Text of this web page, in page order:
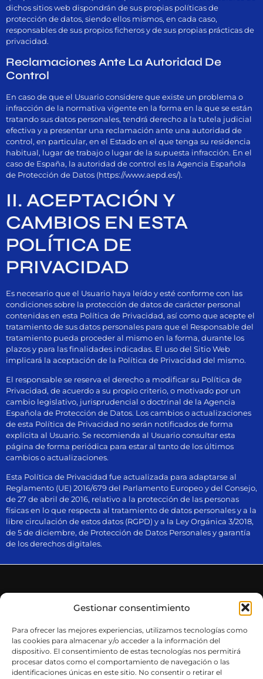
Gestionar consentimiento
Para ofrecer las mejores experiencias, utilizamos tecnologías como
las cookies para almacenar y/o acceder a la información del
dispositivo. El consentimiento de estas tecnologías nos permitirá
procesar datos como el comportamiento de navegación o las
identificaciones únicas en este sitio. No consentir o retirar el
dichos sitios web dispondrán de sus propias políticas de
protección de datos, siendo ellos mismos, en cada caso,
responsables de sus propios ficheros y de sus propias prácticas de
privacidad.
Reclamaciones Ante La Autoridad De
Control
En caso de que el Usuario considere que existe un problema o
infracción de la normativa vigente en la forma en la que se están
tratando sus datos personales, tendrá derecho a la tutela judicial
efectiva y a presentar una reclamación ante una autoridad de
control, en particular, en el Estado en el que tenga su residencia
habitual, lugar de trabajo o lugar de la supuesta infracción. En el
caso de España, la autoridad de control es la Agencia Española
de Protección de Datos (https://www.aepd.es/).
II. ACEPTACIÓN Y
CAMBIOS EN ESTA
POLÍTICA DE
PRIVACIDAD
Es necesario que el Usuario haya leído y esté conforme con las
condiciones sobre la protección de datos de carácter personal
contenidas en esta Política de Privacidad, así como que acepte el
tratamiento de sus datos personales para que el Responsable del
tratamiento pueda proceder al mismo en la forma, durante los
plazos y para las finalidades indicadas. El uso del Sitio Web
implicará la aceptación de la Política de Privacidad del mismo.
El responsable se reserva el derecho a modificar su Política de
Privacidad, de acuerdo a su propio criterio, o motivado por un
cambio legislativo, jurisprudencial o doctrinal de la Agencia
Española de Protección de Datos. Los cambios o actualizaciones
de esta Política de Privacidad no serán notificados de forma
explícita al Usuario. Se recomienda al Usuario consultar esta
página de forma periódica para estar al tanto de los últimos
cambios o actualizaciones.
Esta Política de Privacidad fue actualizada para adaptarse al
Reglamento (UE) 2016/679 del Parlamento Europeo y del Consejo,
de 27 de abril de 2016, relativo a la protección de las personas
físicas en lo que respecta al tratamiento de datos personales y a la
libre circulación de estos datos (RGPD) y a la Ley Orgánica 3/2018,
de 5 de diciembre, de Protección de Datos Personales y garantía
de los derechos digitales.
ESCRÍBENOS O LLÁMANOS SI TIENES ALGUNA DUDA